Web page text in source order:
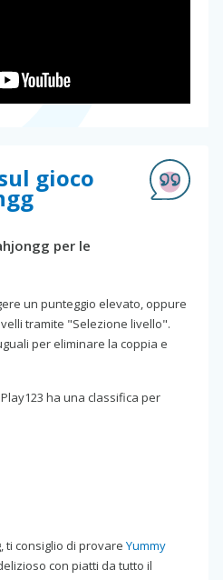
gioco
per le
un punteggio elevato, oppure
tramite "Selezione livello".
per eliminare la coppia e
ha una classifica per
ti consiglio di provare Yummy
con piatti da tutto il